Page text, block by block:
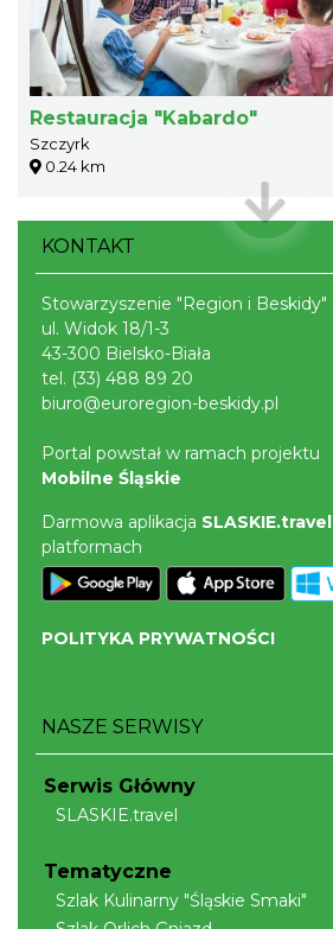
Restauracja "Kabardo"
Szczyrk
0.24 km
KONTAKT
Stowarzyszenie "Region i Beskidy"
ul. Widok 18/1-3
43-300 Bielsko-Biała
tel. (33) 488 89 20
biuro@euroregion-beskidy.pl
Portal powstał w ramach projektu
Mobilne Śląskie
Darmowa aplikacja SLASKIE.travel
platformach
POLITYKA PRYWATNOŚCI
NASZE SERWISY
Serwis Główny
SLASKIE.travel
Tematyczne
Szlak Kulinarny "Śląskie Smaki"